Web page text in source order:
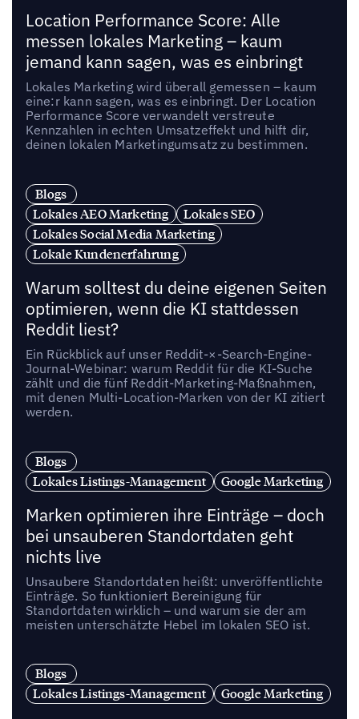
Location Performance Score: Alle
messen lokales Marketing – kaum
jemand kann sagen, was es einbringt
Lokales Marketing wird überall gemessen – kaum
eine:r kann sagen, was es einbringt. Der Location
Performance Score verwandelt verstreute
Kennzahlen in echten Umsatzeffekt und hilft dir,
deinen lokalen Marketingumsatz zu bestimmen.
Blogs
Lokales AEO Marketing
Lokales SEO
Lokales Social Media Marketing
Lokale Kundenerfahrung
Warum solltest du deine eigenen Seiten
optimieren, wenn die KI stattdessen
Reddit liest?
Ein Rückblick auf unser Reddit-×-Search-Engine-
Journal-Webinar: warum Reddit für die KI-Suche
zählt und die fünf Reddit-Marketing-Maßnahmen,
mit denen Multi-Location-Marken von der KI zitiert
werden.
Blogs
Lokales Listings-Management
Google Marketing
Marken optimieren ihre Einträge – doch
bei unsauberen Standortdaten geht
nichts live
Unsaubere Standortdaten heißt: unveröffentlichte
Einträge. So funktioniert Bereinigung für
Standortdaten wirklich – und warum sie der am
meisten unterschätzte Hebel im lokalen SEO ist.
Blogs
Lokales Listings-Management
Google Marketing